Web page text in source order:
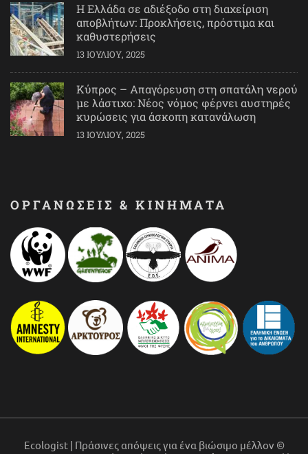
Η Ελλάδα σε αδιέξοδο στη διαχείριση
αποβλήτων: Προκλήσεις, πρόστιμα και
καθυστερήσεις
13 ΙΟΥΛΊΟΥ, 2025
Κύπρος – Απαγόρευση στη σπατάλη νερού
με λάστιχο: Νέος νόμος φέρνει αυστηρές
κυρώσεις για άσκοπη κατανάλωση
13 ΙΟΥΛΊΟΥ, 2025
ΟΡΓΑΝΩΣΕΙΣ & ΚΙΝΗΜΑΤΑ
Ecologist | Πράσινες απόψεις για ένα βιώσιμο μέλλον ©